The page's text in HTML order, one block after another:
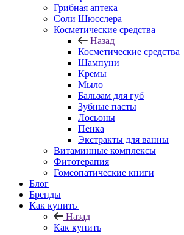
Грибная аптека
Соли Шюсслера
Косметические средства
Назад
Косметические средства
Шампуни
Кремы
Мыло
Бальзам для губ
Зубные пасты
Лосьоны
Пенка
Экстракты для ванны
Витаминные комплексы
Фитотерапия
Гомеопатические книги
Блог
Бренды
Как купить
Назад
Как купить